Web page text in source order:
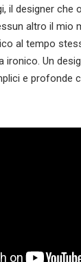
il designer che
altro il mio
al tempo
ironico. Un
e profonde